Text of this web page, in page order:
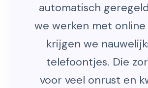
automatisch
we werken met
krijgen we
telefoontjes. Die
voor veel onrust en